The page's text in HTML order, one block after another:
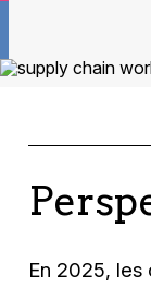
En 2025, les